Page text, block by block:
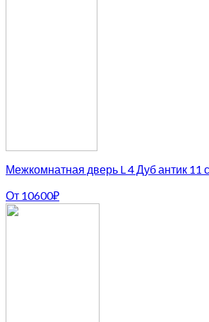
Межкомнатная дверь L 4 Дуб антик 11
От 10600₽